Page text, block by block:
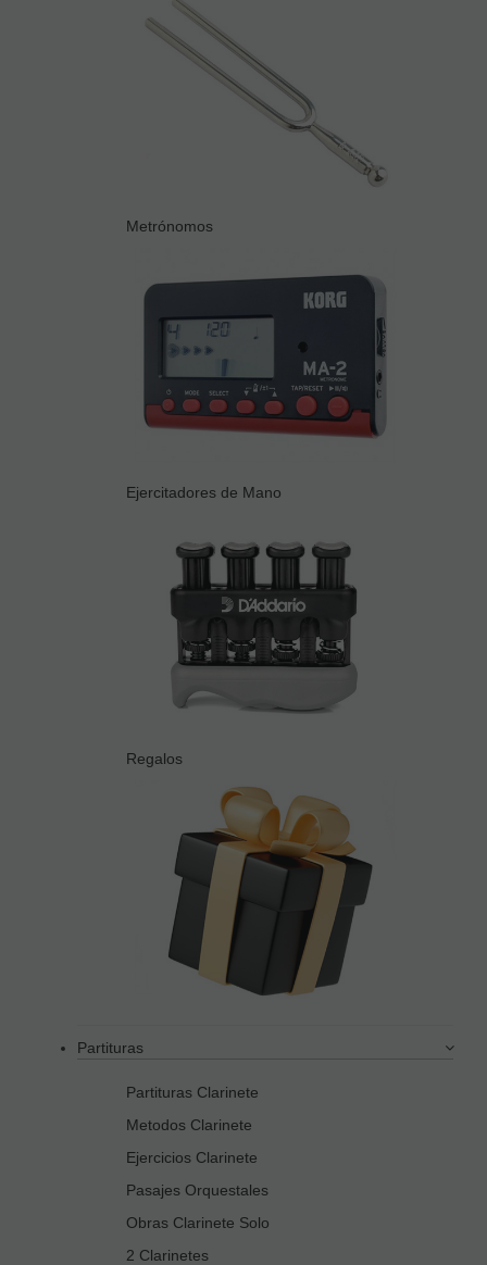
Metrónomos
Ejercitadores de Mano
Regalos
Partituras
Partituras Clarinete
Metodos Clarinete
Ejercicios Clarinete
Pasajes Orquestales
Obras Clarinete Solo
2 Clarinetes